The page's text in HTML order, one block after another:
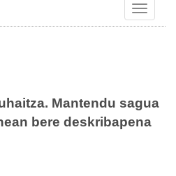
Toggle
Mantendu sagua
bere deskribapena